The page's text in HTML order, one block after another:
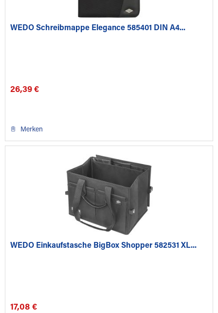
WEDO Schreibmappe Elegance 585401 DIN A4...
26,39 €
Merken
WEDO Einkaufstasche BigBox Shopper 582531 XL...
17,08 €